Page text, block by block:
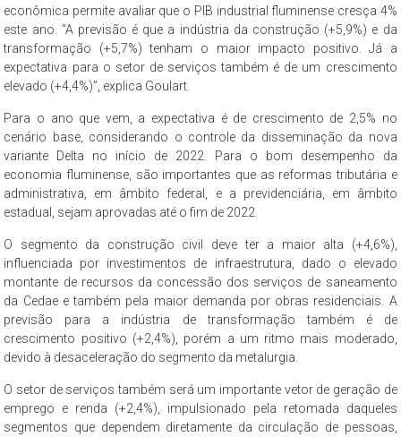
econômica permite avaliar que o PIB industrial fluminense cresça 4%
este ano. “A previsão é que a indústria da construção (+5,9%) e da
transformação (+5,7%) tenham o maior impacto positivo. Já a
expectativa para o setor de serviços também é de um crescimento
elevado (+4,4%)”, explica Goulart.
Para o ano que vem, a expectativa é de crescimento de 2,5% no
cenário base, considerando o controle da disseminação da nova
variante Delta no início de 2022. Para o bom desempenho da
economia fluminense, são importantes que as reformas tributária e
administrativa, em âmbito federal, e a previdenciária, em âmbito
estadual, sejam aprovadas até o fim de 2022.
O segmento da construção civil deve ter a maior alta (+4,6%),
influenciada por investimentos de infraestrutura, dado o elevado
montante de recursos da concessão dos serviços de saneamento
da Cedae e também pela maior demanda por obras residenciais. A
previsão para a indústria de transformação também é de
crescimento positivo (+2,4%), porém a um ritmo mais moderado,
devido à desaceleração do segmento da metalurgia.
O setor de serviços também será um importante vetor de geração de
emprego e renda (+2,4%), impulsionado pela retomada daqueles
segmentos que dependem diretamente da circulação de pessoas,